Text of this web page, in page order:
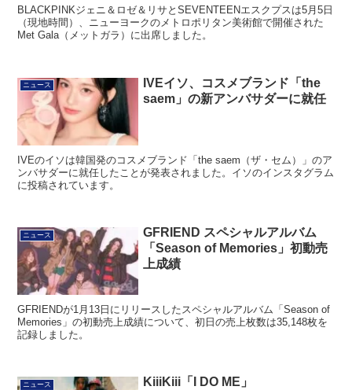
BLACKPINKジェニ＆ロゼ＆リサとSEVENTEENエスクプスは5月5日
（現地時間）、ニューヨークのメトロポリタン美術館で開催された
Met Gala（メットガラ）に出席しました。
ニュース
IVEイソ、コスメブランド「the
saem」の新アンバサダーに就任
IVEのイソは韓国発のコスメブランド「the saem（ザ・セム）」のア
ンバサダーに就任したことが発表されました。イソのインスタグラム
に投稿されています。
ニュース
GFRIEND スペシャルアルバム
「Season of Memories」初動売
上成績
GFRIENDが1月13日にリリースしたスペシャルアルバム「Season of
Memories」の初動売上成績について、初日の売上枚数は35,148枚を
記録しました。
ニュース
KiiiKiii「I DO ME」